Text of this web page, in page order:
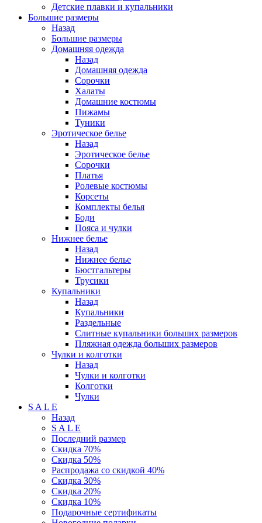
Детские плавки и купальники
Большие размеры
Назад
Большие размеры
Домашняя одежда
Назад
Домашняя одежда
Сорочки
Халаты
Домашние костюмы
Пижамы
Туники
Эротическое белье
Назад
Эротическое белье
Сорочки
Платья
Ролевые костюмы
Корсеты
Комплекты белья
Боди
Пояса и чулки
Нижнее белье
Назад
Нижнее белье
Бюстгальтеры
Трусики
Купальники
Назад
Купальники
Раздельные
Слитные купальники больших размеров
Пляжная одежда больших размеров
Чулки и колготки
Назад
Чулки и колготки
Колготки
Чулки
S A L E
Назад
S A L E
Последний размер
Скидка 70%
Скидка 50%
Распродажа со скидкой 40%
Скидка 30%
Скидка 20%
Скидка 10%
Подарочные сертификаты